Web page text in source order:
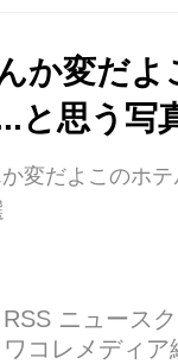
か変だよ
と思う写
変だよこのホ
RSS ニュース
ワコレメディア